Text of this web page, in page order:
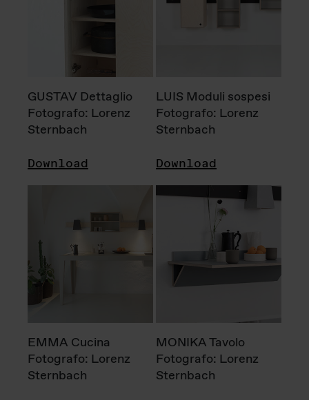
GUSTAV Dettaglio
Fotografo: Lorenz
Sternbach
Download
LUIS Moduli sospesi
Fotografo: Lorenz
Sternbach
Download
EMMA Cucina
Fotografo: Lorenz
Sternbach
MONIKA Tavolo
Fotografo: Lorenz
Sternbach